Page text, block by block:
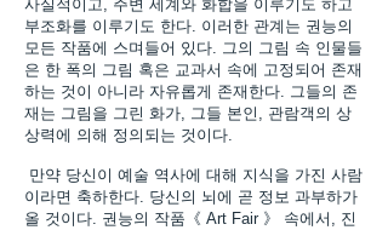
사실적이고, 주변 세계와 화합을 이루기도 하고
부조화를 이루기도 한다. 이러한 관계는 권능의
모든 작품에 스며들어 있다. 그의 그림 속 인물들
은 한 폭의 그림 혹은 교과서 속에 고정되어 존재
하는 것이 아니라 자유롭게 존재한다. 그들의 존
재는 그림을 그린 화가, 그들 본인, 관람객의 상
상력에 의해 정의되는 것이다.
만약 당신이 예술 역사에 대해 지식을 가진 사람
이라면 축하한다. 당신의 뇌에 곧 정보 과부하가
올 것이다. 권능의 작품《 Art Fair 》 속에서, 진